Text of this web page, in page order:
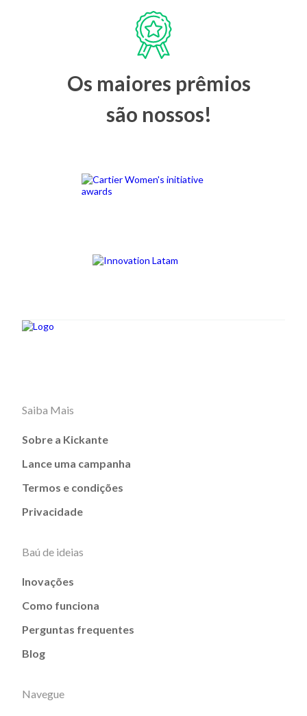
Os maiores prêmios
são nossos!
Saiba Mais
Sobre a Kickante
Lance uma campanha
Termos e condições
Privacidade
Baú de ideias
Inovações
Como funciona
Perguntas frequentes
Blog
Navegue